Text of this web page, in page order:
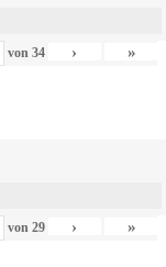
von 34 › »
von 29 › »